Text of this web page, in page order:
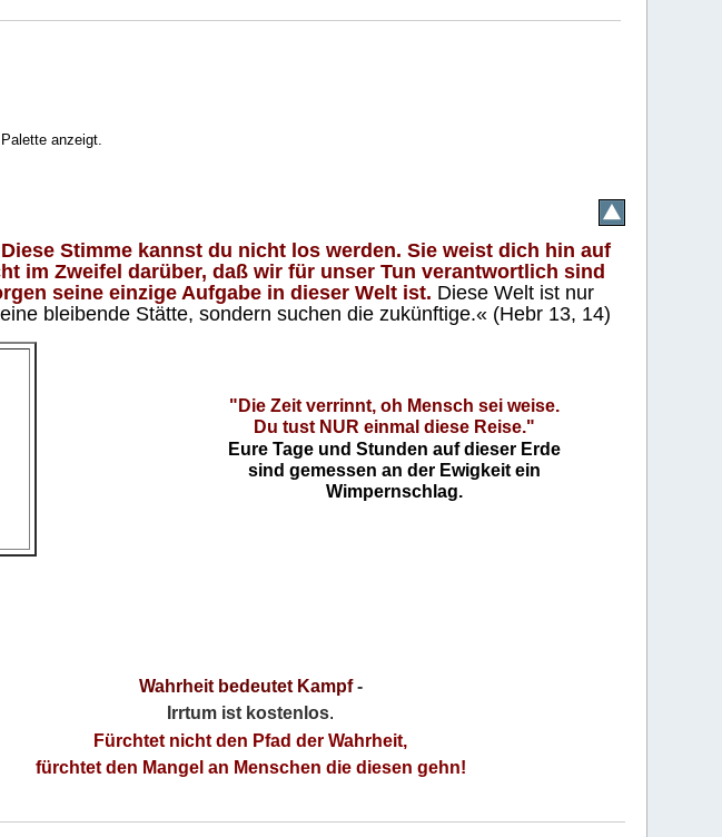
anzeigt.
Stimme kannst du nicht los werden. Sie weist dich hin auf
im Zweifel darüber, daß wir für unser Tun verantwortlich sind
seine einzige Aufgabe in dieser Welt ist. Diese Welt ist nur
bleibende Stätte, sondern suchen die zukünftige.« (Hebr 13, 14)
"Die Zeit verrinnt, oh Mensch sei weise.
Du tust NUR einmal diese Reise."
Eure Tage und Stunden auf dieser Erde
sind gemessen an der Ewigkeit ein
Wimpernschlag.
Wahrheit bedeutet Kampf-
Irrtum ist kostenlos.
Fürchtet nicht den Pfad der Wahrheit,
fürchtet den Mangel an Menschen die diesen gehn!